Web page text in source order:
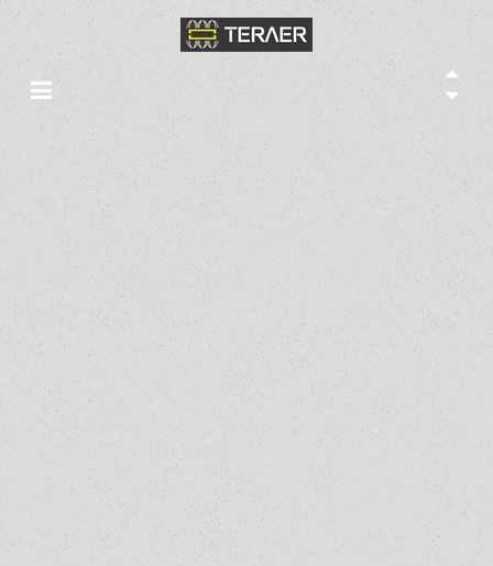
TERAER INTERNATIONAL
INC LIMITED